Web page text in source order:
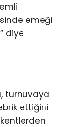
emeği
diye
turnuvaya
ettiğini